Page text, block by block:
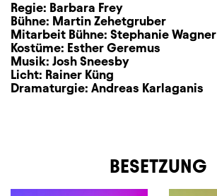
Regie: Barbara Frey
Bühne: Martin Zehetgruber
Mitarbeit Bühne: Stephanie Wagner
Kostüme: Esther Geremus
Musik: Josh Sneesby
Licht: Rainer Küng
Dramaturgie: Andreas Karlaganis
BESETZUNG